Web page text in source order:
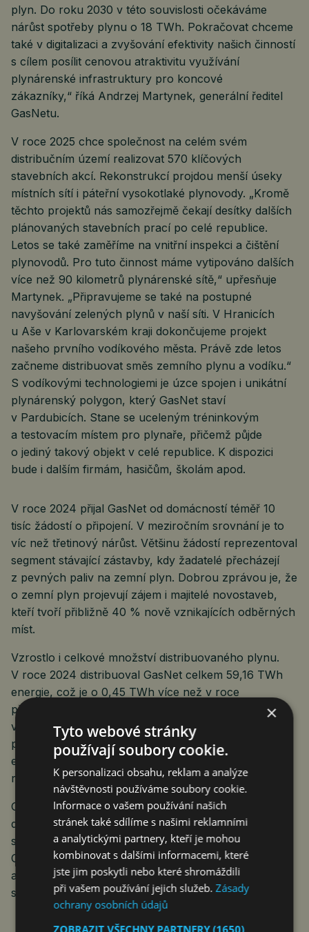
plyn. Do roku 2030 v této souvislosti očekáváme
nárůst spotřeby plynu o 18 TWh. Pokračovat chceme
také v digitalizaci a zvyšování efektivity našich činností
s cílem posílit cenovou atraktivitu využívání
plynárenské infrastruktury pro koncové
zákazníky,“ říká Andrzej Martynek, generální ředitel
GasNetu.
V roce 2025 chce společnost na celém svém
distribučním území realizovat 570 klíčových
stavebních akcí. Rekonstrukcí projdou menší úseky
místních sítí i páteřní vysokotlaké plynovody. „Kromě
těchto projektů nás samozřejmě čekají desítky dalších
plánovaných stavebních prací po celé republice.
Letos se také zaměříme na vnitřní inspekci a čištění
plynovodů. Pro tuto činnost máme vytipováno dalších
více než 90 kilometrů plynárenské sítě,“ upřesňuje
Martynek. „Připravujeme se také na postupné
navyšování zelených plynů v naší síti. V Hranicích
u Aše v Karlovarském kraji dokončujeme projekt
našeho prvního vodíkového města. Právě zde letos
začneme distribuovat směs zemního plynu a vodíku.“
S vodíkovými technologiemi je úzce spojen i unikátní
plynárenský polygon, který GasNet staví
v Pardubicích. Stane se uceleným tréninkovým
a testovacím místem pro plynaře, přičemž půjde
o jediný takový objekt v celé republice. K dispozici
bude i dalším firmám, hasičům, školám apod.
V roce 2024 přijal GasNet od domácností téměř 10
tisíc žádostí o připojení. V meziročním srovnání je to
víc než třetinový nárůst. Většinu žádostí reprezentoval
segment stávající zástavby, kdy žadatelé přecházejí
z pevných paliv na zemní plyn. Dobrou zprávou je, že
o zemní plyn projevují zájem i majitelé novostaveb,
kteří tvoří přibližně 40 % nově vznikajících odběrných
míst.
Vzrostlo i celkové množství distribuovaného plynu.
V roce 2024 distribuoval GasNet celkem 59,16 TWh
energie, což je o 0,45 TWh více než v roce
předchozím. Za zvýšením stojí zejména spotřeba
v segmentu velkých a středních odběratelů, jako jsou
průmyslové podniky, chemické závody nebo
energetické podniky a teplárny. Ty plánují pro příští
roky přechod z uhlí na plyn.
GasNet je provozovatel největší plynárenské
distribuční soustavy v České republice. Vlastníky
skupiny GasNet jsou společnosti ČEZ, British
Columbia Investment Management Corporation (BCI)
a Allianz Capital Partners (zastupující pojišťovací
společnosti skupiny Allianz).
×
Tyto webové stránky
používají soubory cookie.
K personalizaci obsahu, reklam a analýze
návštěvnosti používáme soubory cookie.
Informace o vašem používání našich
stránek také sdílíme s našimi reklamními
a analytickými partnery, kteří je mohou
kombinovat s dalšími informacemi, které
jste jim poskytli nebo které shromáždili
při vašem používání jejich služeb.Zásady
ochrany osobních údajů
ZOBRAZIT VŠECHNY PARTNERY(1650)